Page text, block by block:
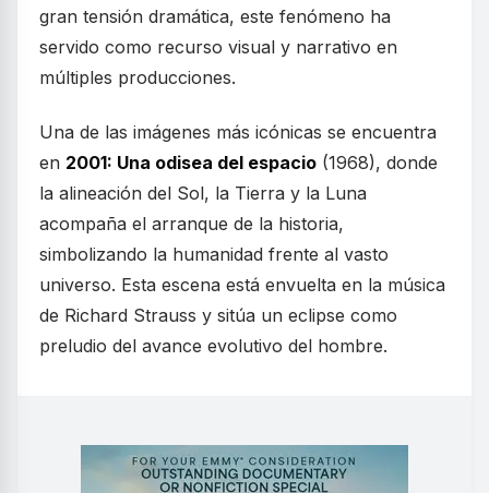
gran tensión dramática, este fenómeno ha
servido como recurso visual y narrativo en
múltiples producciones.
Una de las imágenes más icónicas se encuentra
en 2001: Una odisea del espacio (1968), donde
la alineación del Sol, la Tierra y la Luna
acompaña el arranque de la historia,
simbolizando la humanidad frente al vasto
universo. Esta escena está envuelta en la música
de Richard Strauss y sitúa un eclipse como
preludio del avance evolutivo del hombre.